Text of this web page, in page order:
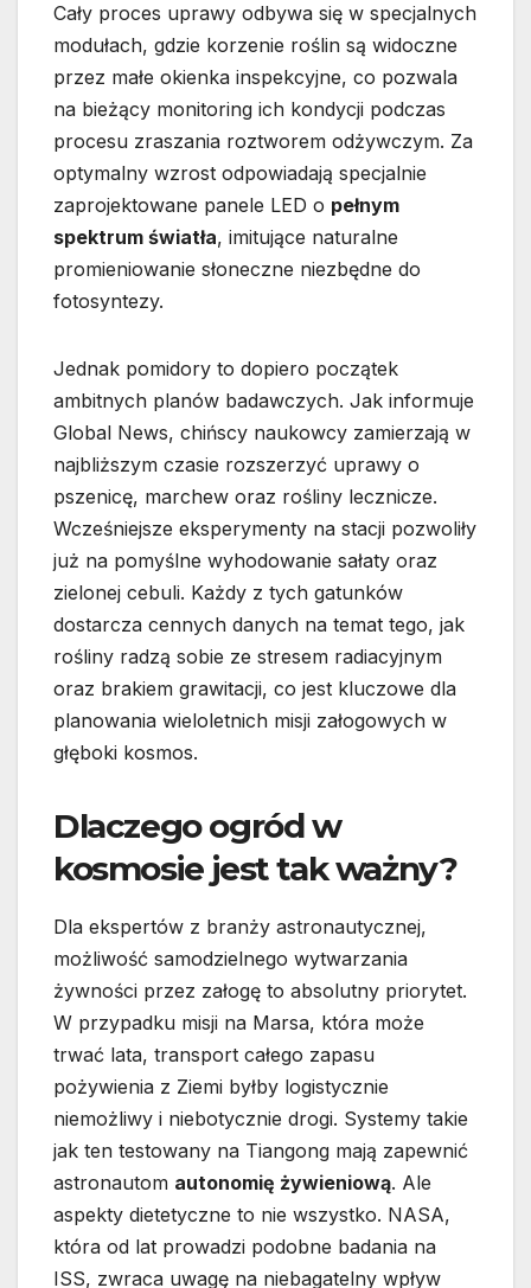
Cały proces uprawy odbywa się w specjalnych
modułach, gdzie korzenie roślin są widoczne
przez małe okienka inspekcyjne, co pozwala
na bieżący monitoring ich kondycji podczas
procesu zraszania roztworem odżywczym. Za
optymalny wzrost odpowiadają specjalnie
zaprojektowane panele LED o pełnym
spektrum światła, imitujące naturalne
promieniowanie słoneczne niezbędne do
fotosyntezy.
Jednak pomidory to dopiero początek
ambitnych planów badawczych. Jak informuje
Global News, chińscy naukowcy zamierzają w
najbliższym czasie rozszerzyć uprawy o
pszenicę, marchew oraz rośliny lecznicze.
Wcześniejsze eksperymenty na stacji pozwoliły
już na pomyślne wyhodowanie sałaty oraz
zielonej cebuli. Każdy z tych gatunków
dostarcza cennych danych na temat tego, jak
rośliny radzą sobie ze stresem radiacyjnym
oraz brakiem grawitacji, co jest kluczowe dla
planowania wieloletnich misji załogowych w
głęboki kosmos.
Dlaczego ogród w
kosmosie jest tak ważny?
Dla ekspertów z branży astronautycznej,
możliwość samodzielnego wytwarzania
żywności przez załogę to absolutny priorytet.
W przypadku misji na Marsa, która może
trwać lata, transport całego zapasu
pożywienia z Ziemi byłby logistycznie
niemożliwy i niebotycznie drogi. Systemy takie
jak ten testowany na Tiangong mają zapewnić
astronautom autonomię żywieniową. Ale
aspekty dietetyczne to nie wszystko. NASA,
która od lat prowadzi podobne badania na
ISS, zwraca uwagę na niebagatelny wpływ